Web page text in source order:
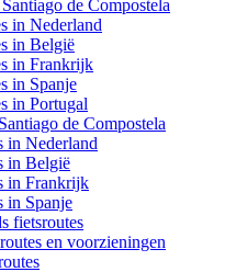
de Compostela
in Nederland
in België
in Frankrijk
in Spanje
in Portugal
de Compostela
in Nederland
in België
in Frankrijk
in Spanje
fietsroutes
en voorzieningen